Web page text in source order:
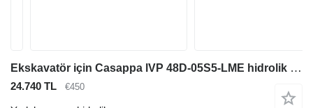
Ekskavatör için Casappa lVP 48D-05S5-LME hidrolik pompa
24.740 TL €450